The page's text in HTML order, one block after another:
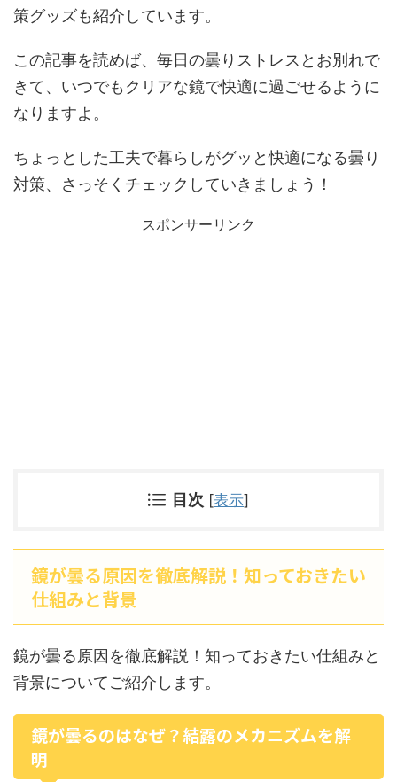
策グッズも紹介しています。
この記事を読めば、毎日の曇りストレスとお別れで
きて、いつでもクリアな鏡で快適に過ごせるように
なりますよ。
ちょっとした工夫で暮らしがグッと快適になる曇り
対策、さっそくチェックしていきましょう！
スポンサーリンク
目次 [表示]
鏡が曇る原因を徹底解説！知っておきたい
仕組みと背景
鏡が曇る原因を徹底解説！知っておきたい仕組みと
背景についてご紹介します。
鏡が曇るのはなぜ？結露のメカニズムを解
明